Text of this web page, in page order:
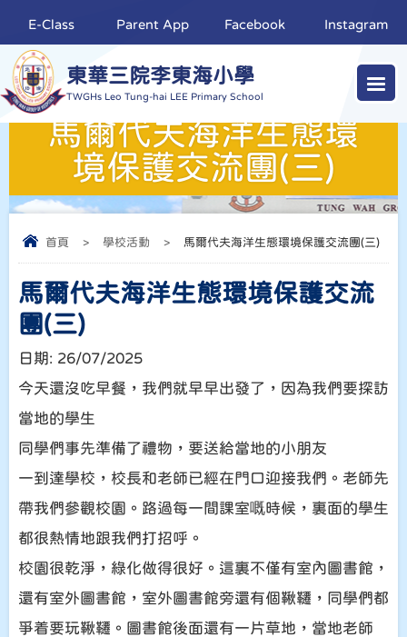
東華三院李東海小學
TWGHs Leo Tung-hai LEE Primary School
E-Class Parent App Facebook Instagram
馬爾代夫海洋生態環
境保護交流團(三)
首頁 > 學校活動 > 馬爾代夫海洋生態環境保護交流團(三)
馬爾代夫海洋生態環境保護交流
團(三)
日期: 26/07/2025
今天還沒吃早餐，我們就早早出發了，因為我們要探訪
當地的學生
同學們事先準備了禮物，要送給當地的小朋友
一到達學校，校長和老師已經在門口迎接我們。老師先
帶我們參觀校園。路過每一間課室嘅時候，裏面的學生
都很熱情地跟我們打招呼。
校園很乾淨，綠化做得很好。這裏不僅有室內圖書館，
還有室外圖書館，室外圖書館旁還有個鞦韆，同學們都
爭着要玩鞦韆。圖書館後面還有一片草地，當地老師